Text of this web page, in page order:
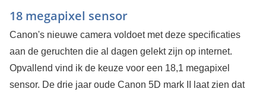
18 megapixel sensor
Canon's nieuwe camera voldoet met deze specificaties
aan de geruchten die al dagen gelekt zijn op internet.
Opvallend vind ik de keuze voor een 18,1 megapixel
sensor. De drie jaar oude Canon 5D mark II laat zien dat